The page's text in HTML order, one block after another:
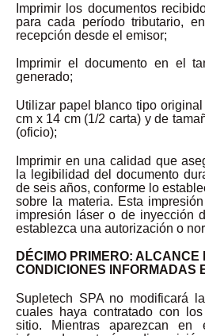
Imprimir los documentos
para cada período tributario,
recepción desde el emisor;
Imprimir el documento en el
generado;
Utilizar papel blanco tipo
cm x 14 cm (1/2 carta) y de
(oficio);
Imprimir en una calidad que
la legibilidad del documento
de seis años, conforme lo
sobre la materia. Esta
impresión láser o de inyección
establezca una autorización o
DÉCIMO PRIMERO: ALCANCE
CONDICIONES INFORMADAS
Supletech SPA no modificará
cuales haya contratado con
sitio. Mientras aparezcan en